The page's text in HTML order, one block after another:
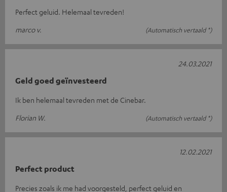
Perfect geluid. Helemaal tevreden!
marco v.
(Automatisch vertaald *)
Geld goed geïnvesteerd
Ik ben helemaal tevreden met de Cinebar.
Florian W.
(Automatisch vertaald *)
24.03.2021
Perfect product
Precies zoals ik me had voorgesteld, perfect geluid en
12.02.2021